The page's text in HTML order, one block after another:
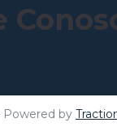
Powered by